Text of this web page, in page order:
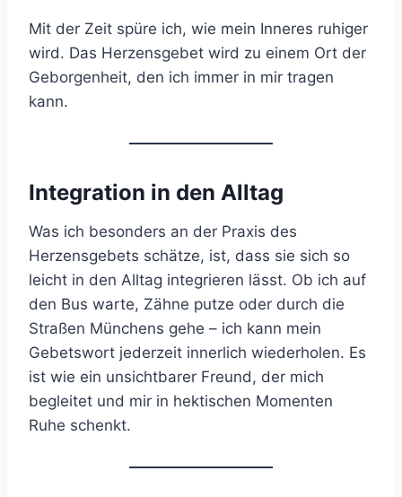
Mit der Zeit spüre ich, wie mein Inneres ruhiger
wird. Das Herzensgebet wird zu einem Ort der
Geborgenheit, den ich immer in mir tragen
kann.
Integration in den Alltag
Was ich besonders an der Praxis des
Herzensgebets schätze, ist, dass sie sich so
leicht in den Alltag integrieren lässt. Ob ich auf
den Bus warte, Zähne putze oder durch die
Straßen Münchens gehe – ich kann mein
Gebetswort jederzeit innerlich wiederholen. Es
ist wie ein unsichtbarer Freund, der mich
begleitet und mir in hektischen Momenten
Ruhe schenkt.